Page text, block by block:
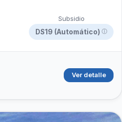
Subsidio
DS19 (Automático) ⓘ
Ver detalle